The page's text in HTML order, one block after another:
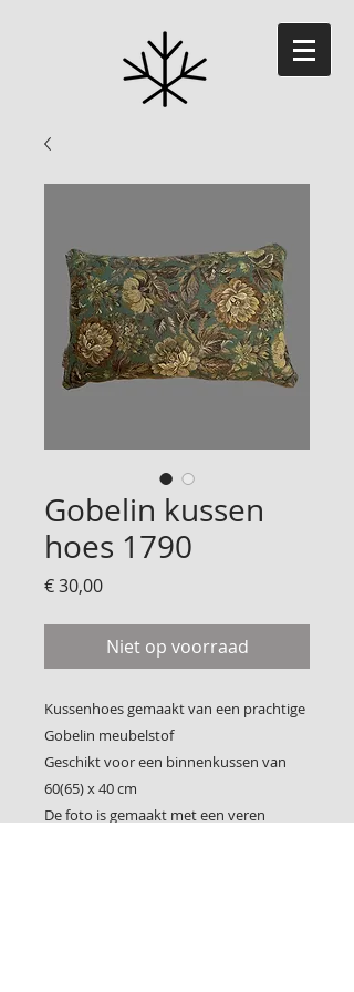
Gobelin kussen
hoes 1790
€ 30,00Prijs
Niet op voorraad
Kussenhoes gemaakt van een prachtige
Gobelin meubelstof
Geschikt voor een binnenkussen van
60(65) x 40 cm
De foto is gemaakt met een veren